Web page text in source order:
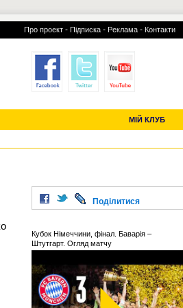
Про проект - Підписка - Реклама - Контакти
МІЙ КЛУБ
УСІ ТРАНСФЕРИ
Поділитися
Кубок Німеччини, фінал. Баварія –
Штутгарт. Огляд матчу